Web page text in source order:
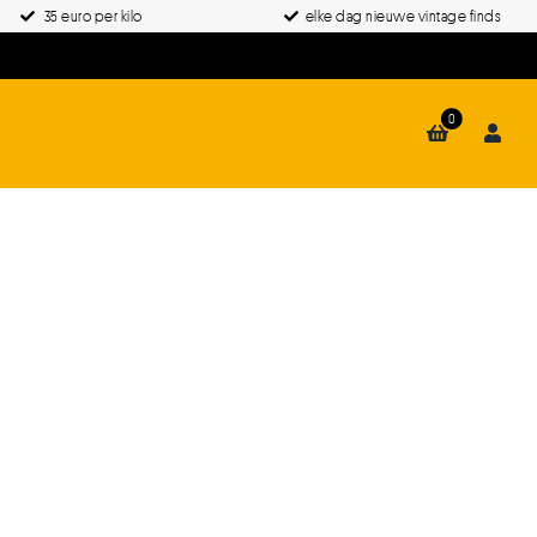
35 euro per kilo elke dag nieuwe vintage finds
0